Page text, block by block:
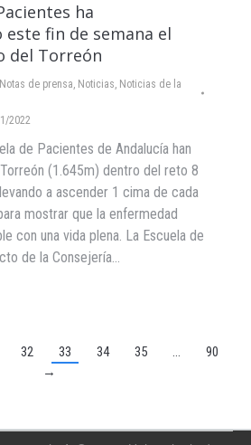
ha
fin de semana el
del Torreón
Notas de prensa, Noticias, Noticias de la
2022
de Pacientes de Andalucía han
(1.645m) dentro del reto 8
a ascender 1 cima de cada
mostrar que la enfermedad
con una vida plena. La Escuela de
de la Consejería…
32 33 34 35 …
90
→